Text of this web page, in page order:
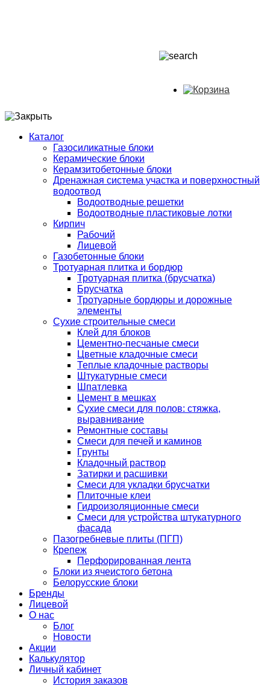
Каталог
Газосиликатные блоки
Керамические блоки
Керамзитобетонные блоки
Дренажная система участка и поверхностный
водоотвод
Водоотводные решетки
Водоотводные пластиковые лотки
Кирпич
Рабочий
Лицевой
Газобетонные блоки
Тротуарная плитка и бордюр
Тротуарная плитка (брусчатка)
Брусчатка
Тротуарные бордюры и дорожные
элементы
Сухие строительные смеси
Клей для блоков
Цементно-песчаные смеси
Цветные кладочные смеси
Теплые кладочные растворы
Штукатурные смеси
Шпатлевка
Цемент в мешках
Сухие смеси для полов: стяжка,
выравнивание
Ремонтные составы
Смеси для печей и каминов
Грунты
Кладочный раствор
Затирки и расшивки
Смеси для укладки брусчатки
Плиточные клеи
Гидроизоляционные смеси
Смеси для устройства штукатурного
фасада
Пазогребневые плиты (ПГП)
Крепеж
Перфорированная лента
Блоки из ячеистого бетона
Белорусские блоки
Бренды
Лицевой
О нас
Блог
Новости
Акции
Калькулятор
Личный кабинет
История заказов